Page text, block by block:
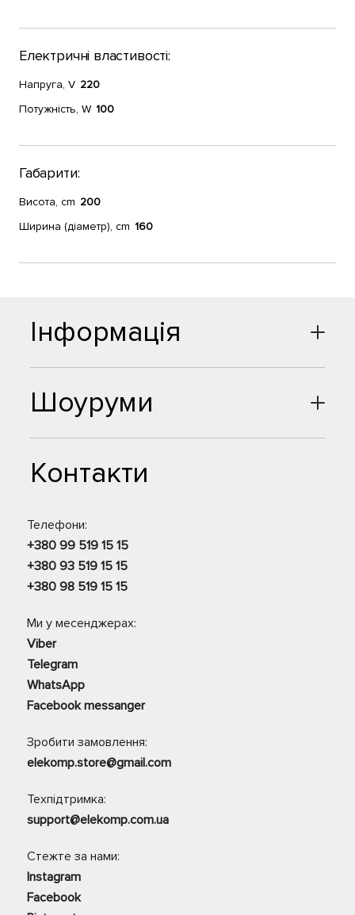
Електричні властивості:
Напруга, V 220
Потужність, W 100
Габарити:
Висота, cm 200
Ширина (діаметр), cm 160
Шоуруми
Контакти
Телефони:
+380 99 519 15 15
+380 93 519 15 15
+380 98 519 15 15
Ми у месенджерах:
Viber
Telegram
WhatsApp
Facebook messanger
Зробити замовлення:
elekomp.store@gmail.com
Техпідтримка:
support@elekomp.com.ua
Стежте за нами:
Instagram
Facebook
Інформація